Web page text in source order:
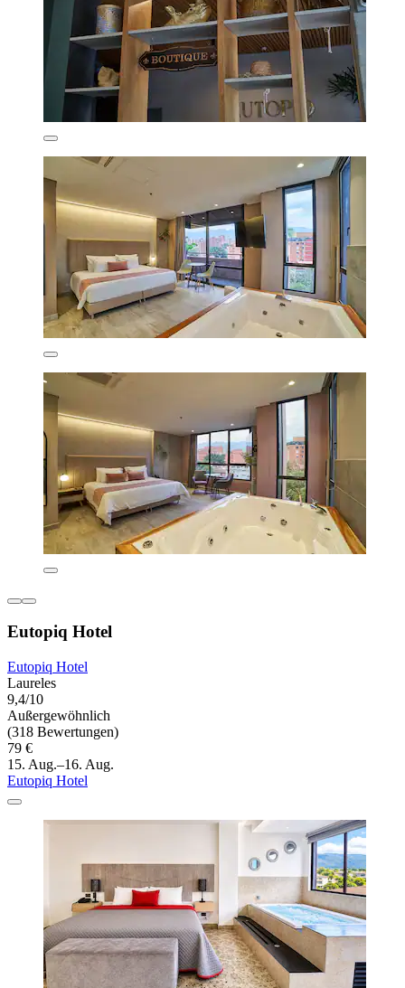
Eutopiq Hotel
Eutopiq Hotel
Laureles
9,4/10
Außergewöhnlich
(318 Bewertungen)
79 €
15. Aug.–16. Aug.
Eutopiq Hotel